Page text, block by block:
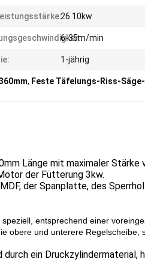
26.10kw
6-35m/min
1-jährig
, Feste Täfelungs-Riss-
Länge mit maximaler Stärke
der Fütterung 3kw.
der Spanplatte, des
entsprechend einer
obere und unterere Regelscheibe,
ein Druckzylindermaterial,